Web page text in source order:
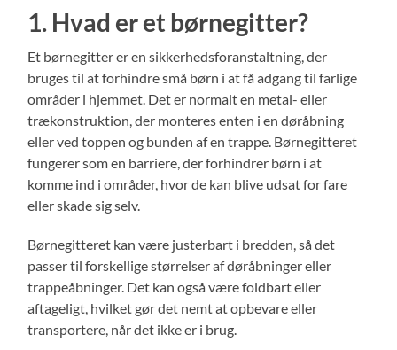
1. Hvad er et børnegitter?
Et børnegitter er en sikkerhedsforanstaltning, der
bruges til at forhindre små børn i at få adgang til farlige
områder i hjemmet. Det er normalt en metal- eller
trækonstruktion, der monteres enten i en døråbning
eller ved toppen og bunden af en trappe. Børnegitteret
fungerer som en barriere, der forhindrer børn i at
komme ind i områder, hvor de kan blive udsat for fare
eller skade sig selv.
Børnegitteret kan være justerbart i bredden, så det
passer til forskellige størrelser af døråbninger eller
trappeåbninger. Det kan også være foldbart eller
aftageligt, hvilket gør det nemt at opbevare eller
transportere, når det ikke er i brug.